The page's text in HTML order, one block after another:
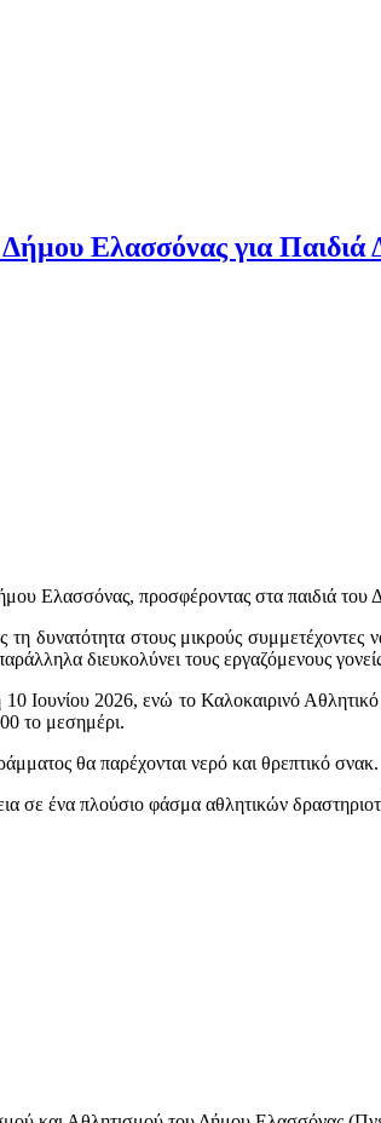
Ελασσόνας για Παιδιά
Ελασσόνας, προσφέροντας στα παιδιά του
δυνατότητα στους μικρούς
διευκολύνει τους εργαζόμενους
Ιουνίου 2026, ενώ το Καλοκαιρινό
το μεσημέρι.
θα παρέχονται νερό και θρεπτικό σνακ.
σε ένα πλούσιο φάσμα αθλητικών